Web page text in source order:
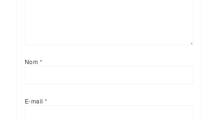
Nom *
E-mail *